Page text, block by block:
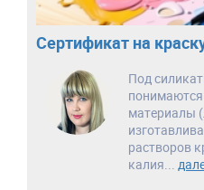
Сертификат на
Под
материалы
растворов
калия...